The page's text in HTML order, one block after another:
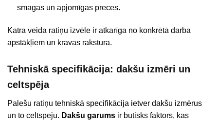
smagas un apjomīgas preces.
Katra veida ratiņu izvēle ir atkarīga no konkrētā darba
apstākļiem un kravas rakstura.
Tehniskā specifikācija: dakšu izmēri un
celtspēja
Palešu ratiņu tehniskā specifikācija ietver dakšu izmērus
un to celtspēju. Dakšu garums ir būtisks faktors, kas